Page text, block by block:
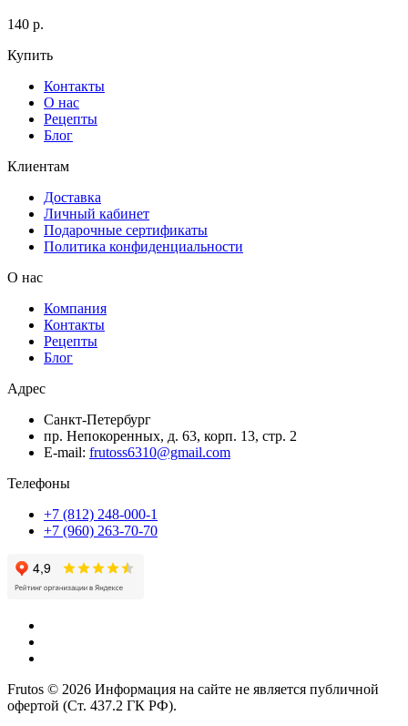
140 р.
Купить
Контакты
О нас
Рецепты
Блог
Клиентам
Доставка
Личный кабинет
Подарочные сертификаты
Политика конфиденциальности
О нас
Компания
Контакты
Рецепты
Блог
Адрес
Санкт-Петербург
пр. Непокоренных, д. 63, корп. 13, стр. 2
E-mail: frutoss6310@gmail.com
Телефоны
+7 (812) 248-000-1
+7 (960) 263-70-70
Frutos © 2026 Информация на сайте не является публичной
офертой (Ст. 437.2 ГК РФ).